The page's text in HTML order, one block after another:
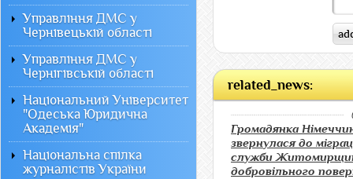
related_news:
Громадянка
звернулася до
служби
добровільного
Управління ДМС у
Чернівецькій області
Управління ДМС у
Чернігівській області
Національний Університет
"Одеська Юридична
Академія"
Національна спілка
журналістів України